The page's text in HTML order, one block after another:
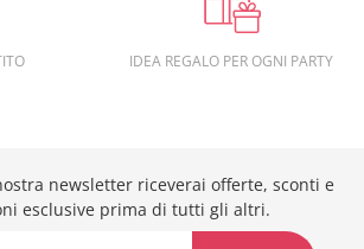
IDEA REGALO PER OGNI PARTY
newsletter riceverai offerte, sconti e
esclusive prima di tutti gli altri.